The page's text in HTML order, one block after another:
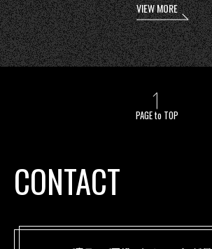
VIEW MORE
PAGE to TOP
CONTACT